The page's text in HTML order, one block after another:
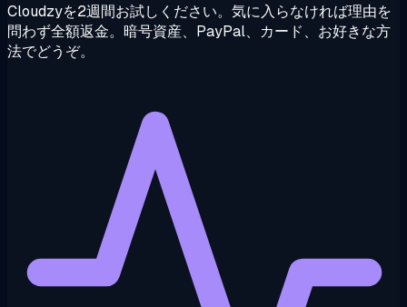
Cloudzyを2週間お試しください。気に入らなければ理由を
問わず全額返金。暗号資産、PayPal、カード、お好きな方
法でどうぞ。